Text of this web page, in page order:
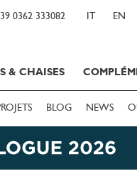
0362 333082 IT EN
& CHAISES
BLOG NEWS